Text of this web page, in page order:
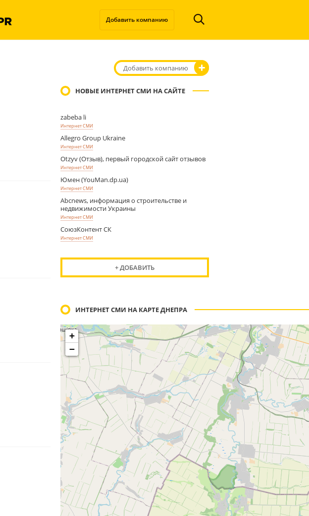
Добавить компанию
Добавить компанию
НОВЫЕ ИНТЕРНЕТ СМИ НА САЙТЕ
zabeba li
Интернет СМИ
Allegro Group Ukraine
Интернет СМИ
Otzyv (Отзыв), первый городской сайт отзывов
Интернет СМИ
Юмен (YouMan.dp.ua)
Интернет СМИ
Abcnews, информация о строительстве и
недвижимости Украины
Интернет СМИ
СоюзКонтент СК
Интернет СМИ
+ ДОБАВИТЬ
ИНТЕРНЕТ СМИ НА КАРТЕ ДНЕПРА
+
−